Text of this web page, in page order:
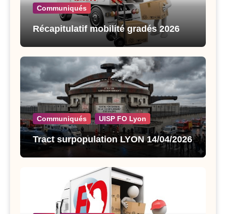
Communiqués
Récapitulatif mobilité gradés 2026
Communiqués UISP FO Lyon
Tract surpopulation LYON 14/04/2026